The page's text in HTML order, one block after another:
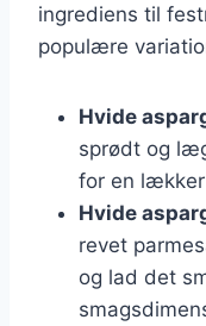
ingrediens til
populære
Hvide
sprødt og
for en
Hvide
revet
og lad det